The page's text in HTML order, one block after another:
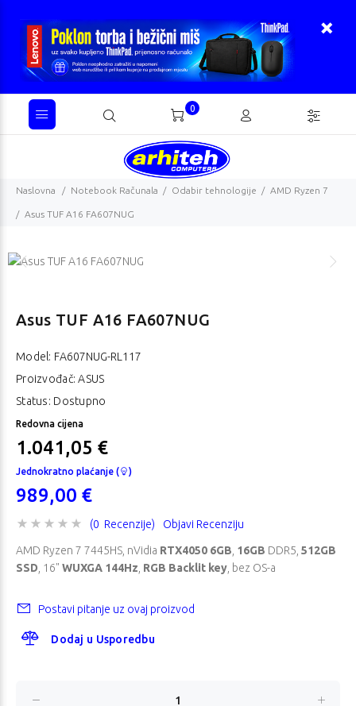
0
Naslovna Notebook Računala Odabir tehnologije AMD Ryzen 7
Asus TUF A16 FA607NUG
Asus TUF A16 FA607NUG
Model: FA607NUG-RL117
Proizvođač: ASUS
Status: Dostupno
Redovna cijena
1.041,05 €
Jednokratno plaćanje ( )
989,00 €
(0 Recenzije) Objavi Recenziju
AMD Ryzen 7 7445HS, nVidia RTX4050 6GB 16GB DDR5, 512GB
SSD , 16" WUXGA 144Hz RGB Backlit key , bez OS-a
Postavi pitanje uz ovaj proizvod
Dodaj u Usporedbu